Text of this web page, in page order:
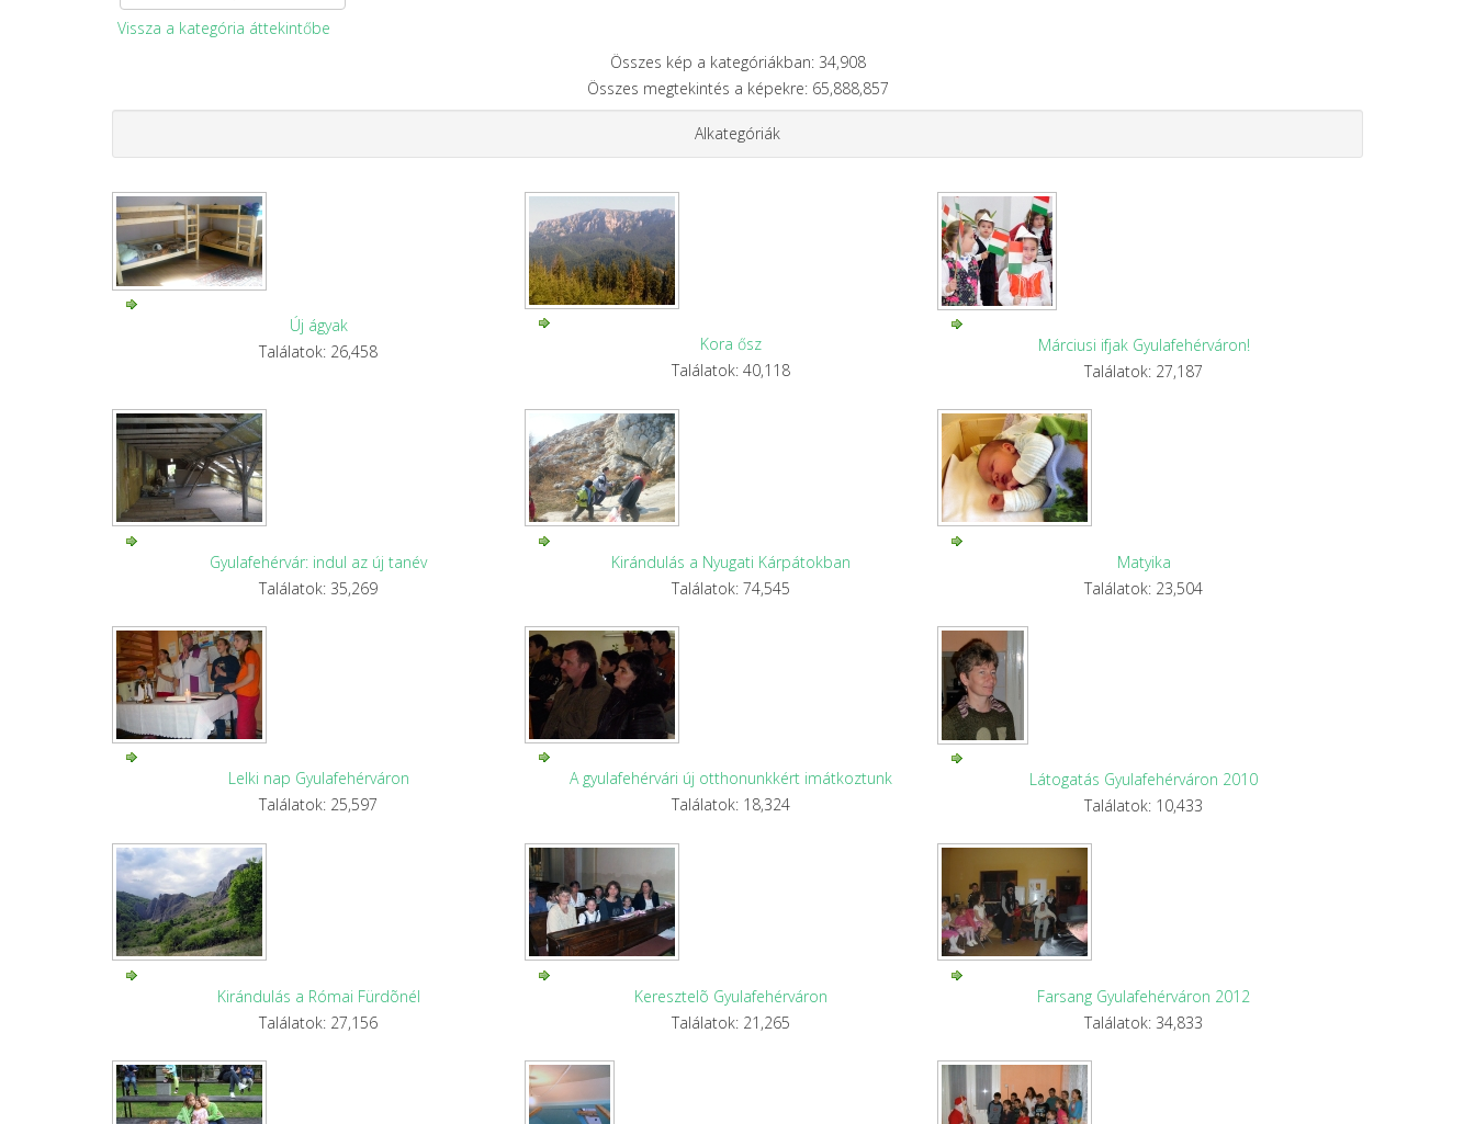
Vissza a kategória áttekintőbe
Összes kép a kategóriákban: 34,908
Összes megtekintés a képekre: 65,888,857
Alkategóriák
Új ágyak
Találatok: 26,458
Kora ősz
Találatok: 40,118
Márciusi ifjak Gyulafehérváron!
Találatok: 27,187
Gyulafehérvár: indul az új tanév
Találatok: 35,269
Kirándulás a Nyugati Kárpátokban
Találatok: 74,545
Matyika
Találatok: 23,504
Lelki nap Gyulafehérváron
Találatok: 25,597
A gyulafehérvári új otthonunkkért imátkoztunk
Találatok: 18,324
Látogatás Gyulafehérváron 2010
Találatok: 10,433
Kirándulás a Római Fürdõnél
Találatok: 27,156
Keresztelõ Gyulafehérváron
Találatok: 21,265
Farsang Gyulafehérváron 2012
Találatok: 34,833